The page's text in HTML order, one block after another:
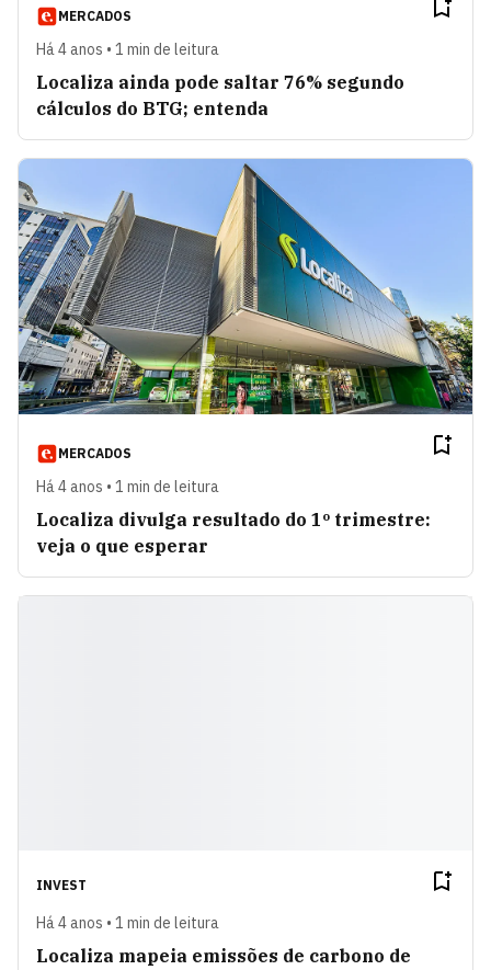
MERCADOS
Há 4 anos • 1 min de leitura
Localiza ainda pode saltar 76% segundo
cálculos do BTG; entenda
MERCADOS
Há 4 anos • 1 min de leitura
Localiza divulga resultado do 1º trimestre:
veja o que esperar
INVEST
Há 4 anos • 1 min de leitura
Localiza mapeia emissões de carbono de